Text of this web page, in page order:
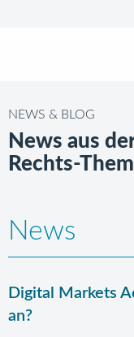
NEWS & BLOG
News aus
Rechts-
News
Digital Markets
an?